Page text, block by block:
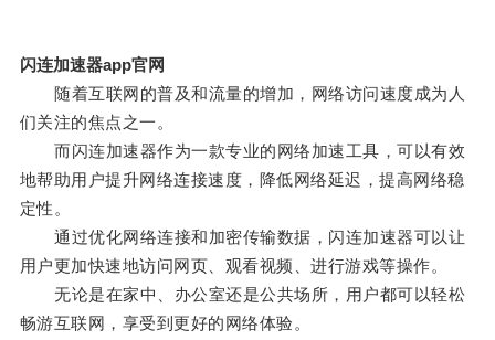
闪连加速器app官网
随着互联网的普及和流量的增加，网络访问速度成为人
们关注的焦点之一。
而闪连加速器作为一款专业的网络加速工具，可以有效
地帮助用户提升网络连接速度，降低网络延迟，提高网络稳
定性。
通过优化网络连接和加密传输数据，闪连加速器可以让
用户更加快速地访问网页、观看视频、进行游戏等操作。
无论是在家中、办公室还是公共场所，用户都可以轻松
畅游互联网，享受到更好的网络体验。